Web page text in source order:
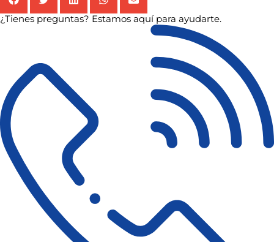
¿Tienes preguntas? Estamos aquí para ayudarte.